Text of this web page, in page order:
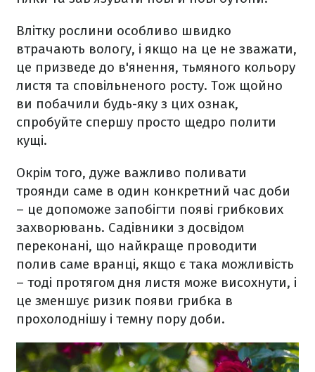
Влітку рослини особливо швидко
втрачають вологу, і якщо на це не зважати,
це призведе до в'янення, тьмяного кольору
листя та сповільненого росту. Тож щойно
ви побачили будь-яку з цих ознак,
спробуйте спершу просто щедро полити
кущі.
Окрім того, дуже важливо поливати
троянди саме в один конкретний час доби
– це допоможе запобігти появі грибкових
захворювань. Садівники з досвідом
переконані, що найкраще проводити
полив саме вранці, якщо є така можливість
– тоді протягом дня листя може висохнути, і
це зменшує ризик появи грибка в
прохолоднішу і темну пору доби.